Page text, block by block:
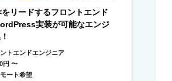
リードするフロントエンド
実装が可能なエンジ
トエンドエンジニア
円 〜
ート希望